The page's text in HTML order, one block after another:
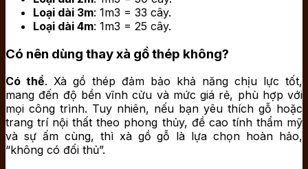
Loại dài 3m: 1m3 = 33 cây.
Loại dài 4m: 1m3 = 25 cây.
Có nên dùng thay xà gồ thép không?
Có thể. Xà gồ thép đảm bảo khả năng chịu lực tốt,
mang đến độ bền vĩnh cửu và mức giá rẻ, phù hợp với
mọi công trình. Tuy nhiên, nếu bạn yêu thích gỗ hoặc
trang trí nội thất theo phong thủy, đề cao tính thẩm mỹ
và sự ấm cùng, thì xà gồ gỗ là lựa chọn hoàn hảo,
“không có đối thủ”.